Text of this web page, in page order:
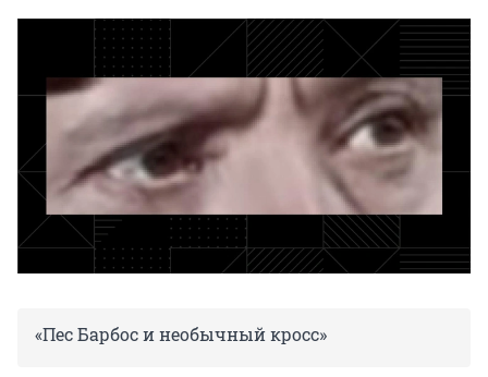
«Пес Барбос и необычный кросс»